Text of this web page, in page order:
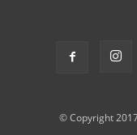
© Copyright